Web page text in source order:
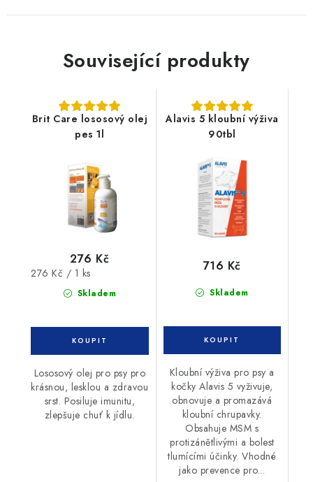
Související produkty
Brit Care lososový olej
pes 1l
Skladem
276 Kč
Měrná
276 Kč / 1 ks
Lososový olej pro psy pro
krásnou, lesklou a zdravou
srst. Posiluje imunitu,
zlepšuje chuť k jídlu.
Alavis 5 kloubní výživa
90tbl
Skladem
716 Kč
Kloubní výživa pro psy a
kočky Alavis 5 vyživuje,
obnovuje a promazává
kloubní chrupavky.
Obsahuje MSM s
protizánětlivými a bolest
tlumícími účinky. Vhodné
jako prevence pro...